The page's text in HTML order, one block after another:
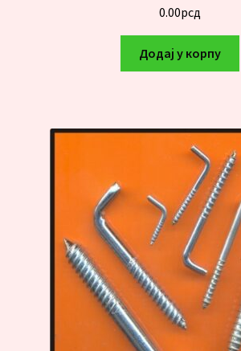
0.00рсд
Додај у корпу